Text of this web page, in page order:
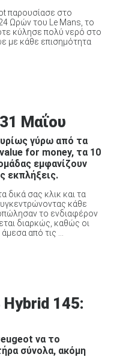
παρουσίασε στο
Ωρών του Le Mans, το
κύλησε πολύ νερό στο
με κάθε επισημότητα
Μαΐου
γύρω από τα
for money, τα 10
εμφανίζουν
εκπλήξεις.
δικά σας κλικ και τα
κάθε
το ενδιαφέρον
διαρκώς, καθώς οι
από τις ...
145:
να το
σύνολα, ακόμη